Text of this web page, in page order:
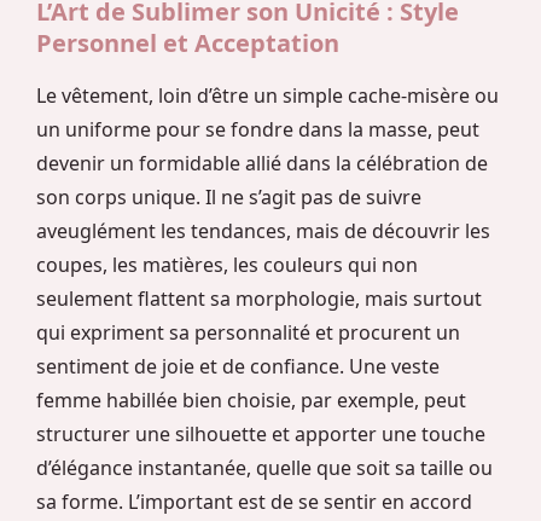
L’Art de Sublimer son Unicité : Style
Personnel et Acceptation
Le vêtement, loin d’être un simple cache-misère ou
un uniforme pour se fondre dans la masse, peut
devenir un formidable allié dans la célébration de
son corps unique. Il ne s’agit pas de suivre
aveuglément les tendances, mais de découvrir les
coupes, les matières, les couleurs qui non
seulement flattent sa morphologie, mais surtout
qui expriment sa personnalité et procurent un
sentiment de joie et de confiance. Une veste
femme habillée bien choisie, par exemple, peut
structurer une silhouette et apporter une touche
d’élégance instantanée, quelle que soit sa taille ou
sa forme. L’important est de se sentir en accord